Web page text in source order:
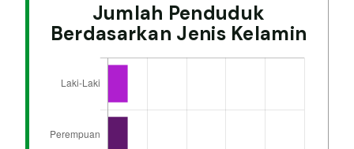
Jumlah Penduduk
Berdasarkan Jenis Kelamin